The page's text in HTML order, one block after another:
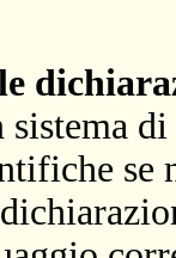
se